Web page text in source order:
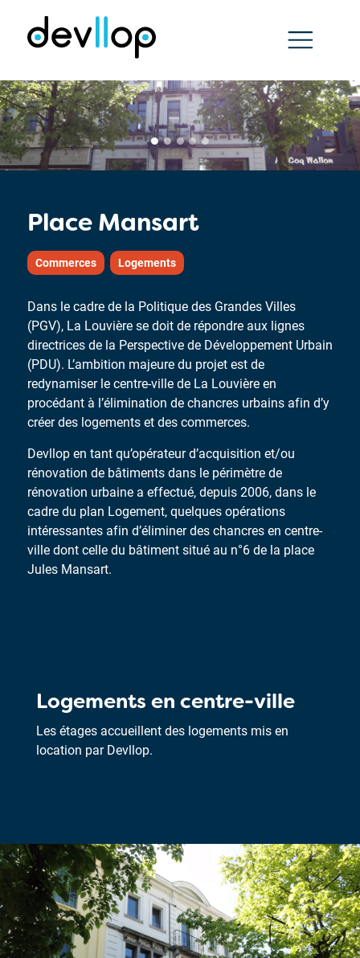
Place Mansart
Commerces Logements
Dans le cadre de la Politique des Grandes Villes
(PGV), La Louvière se doit de répondre aux lignes
directrices de la Perspective de Développement Urbain
(PDU). L’ambition majeure du projet est de
redynamiser le centre-ville de La Louvière en
procédant à l’élimination de chancres urbains afin d’y
créer des logements et des commerces.
Devllop en tant qu’opérateur d’acquisition et/ou
rénovation de bâtiments dans le périmètre de
rénovation urbaine a effectué, depuis 2006, dans le
cadre du plan Logement, quelques opérations
intéressantes afin d’éliminer des chancres en centre-
ville dont celle du bâtiment situé au n°6 de la place
Jules Mansart.
Logements en centre-ville
Les étages accueillent des logements mis en
location par Devllop.